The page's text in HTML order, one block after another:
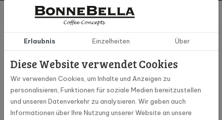
Produkte
Kundenbetreuung
Dranbleiben
Laufenden über die neuesten Nachrichten und Updates!
Erlaubnis Einzelheiten Über
Diese Website verwendet Cookies
Wir verwenden Cookies, um Inhalte und Anzeigen zu
personalisieren, Funktionen für soziale Medien bereitzustellen
und unseren Datenverkehr zu analysieren. Wir geben auch
Informationen über Ihre Nutzung unserer Website an unsere